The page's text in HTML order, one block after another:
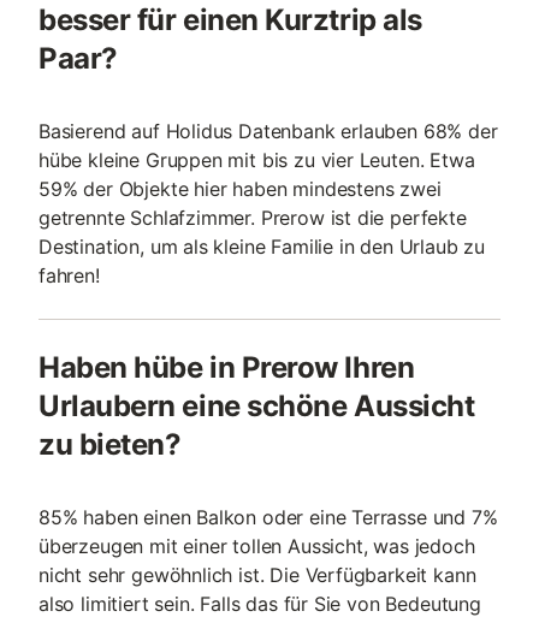
besser für einen Kurztrip als
Paar?
Basierend auf Holidus Datenbank erlauben 68% der
hübe kleine Gruppen mit bis zu vier Leuten. Etwa
59% der Objekte hier haben mindestens zwei
getrennte Schlafzimmer. Prerow ist die perfekte
Destination, um als kleine Familie in den Urlaub zu
fahren!
Haben hübe in Prerow Ihren
Urlaubern eine schöne Aussicht
zu bieten?
85% haben einen Balkon oder eine Terrasse und 7%
überzeugen mit einer tollen Aussicht, was jedoch
nicht sehr gewöhnlich ist. Die Verfügbarkeit kann
also limitiert sein. Falls das für Sie von Bedeutung